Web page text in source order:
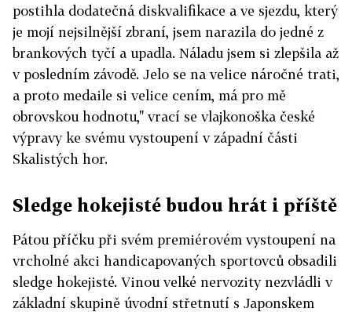
postihla dodatečná diskvalifikace a ve sjezdu, který
je mojí nejsilnější zbraní, jsem narazila do jedné z
brankových tyčí a upadla. Náladu jsem si zlepšila až
v posledním závodě. Jelo se na velice náročné trati,
a proto medaile si velice cením, má pro mě
obrovskou hodnotu," vrací se vlajkonoška české
výpravy ke svému vystoupení v západní části
Skalistých hor.
Sledge hokejisté budou hrát i příště
Pátou příčku při svém premiérovém vystoupení na
vrcholné akci handicapovaných sportovců obsadili
sledge hokejisté. Vinou velké nervozity nezvládli v
základní skupině úvodní střetnutí s Japonskem